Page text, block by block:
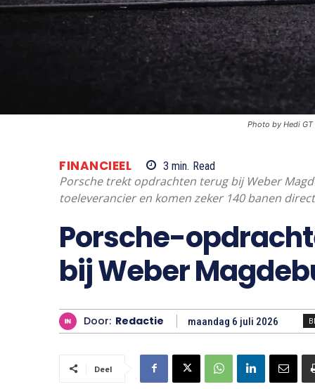
Photo by Hedi
FINANCIEEL 3 min. Read
Porsche trekt opdrachten terug bij Weber
toeleverancier en komen zeker 140 banen
Porsche-
bij Weber
Door: Redactie maandag 6 juli 2026
Deel